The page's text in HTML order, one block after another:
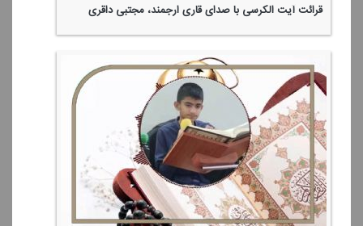
قرائت آیت الكرسی با صدای قاری ارجمند، مجتبی داقری